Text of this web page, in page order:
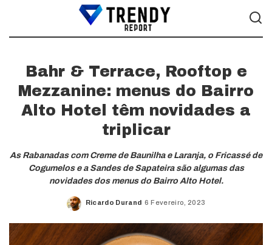
Bahr & Terrace, Rooftop e
Mezzanine: menus do Bairro
Alto Hotel têm novidades a
triplicar
As Rabanadas com Creme de Baunilha e Laranja, o Fricassé de
Cogumelos e a Sandes de Sapateira são algumas das
novidades dos menus do Bairro Alto Hotel.
Posted
Ricardo Durand 6 Fevereiro, 2023